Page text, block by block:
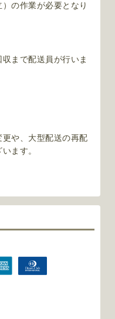
の作業が必要となり
まで配送員が行いま
や、大型配送の再配
ます。